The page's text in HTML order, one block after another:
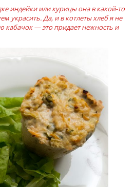
индейки или курицы она в какой-то
украсить. Да, и в котлеты хлеб я не
кабачок — это придает нежность и